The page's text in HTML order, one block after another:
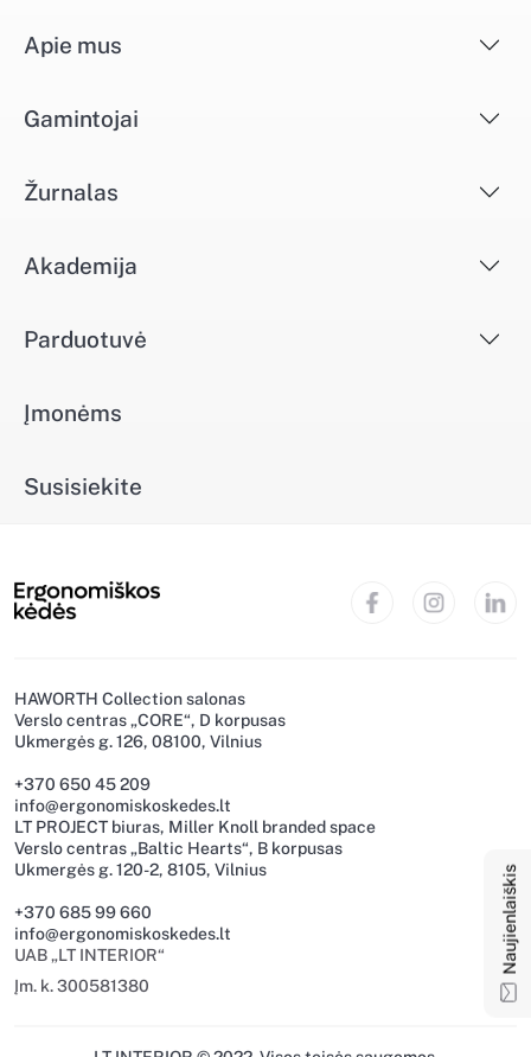
Naujienlaiškis
Apie mus
Gamintojai
Žurnalas
Akademija
Parduotuvė
Įmonėms
Susisiekite
HAWORTH Collection salonas
Verslo centras „CORE“, D korpusas
Ukmergės g. 126, 08100, Vilnius
+370 650 45 209
info@ergonomiskoskedes.lt
LT PROJECT biuras, Miller Knoll branded space
Verslo centras „Baltic Hearts“, B korpusas
Ukmergės g. 120-2, 8105, Vilnius
+370 685 99 660
info@ergonomiskoskedes.lt
UAB „LT INTERIOR“
Įm. k. 300581380